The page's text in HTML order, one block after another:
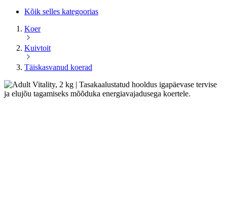
Kõik selles kategoorias
Koer
Kuivtoit
Täiskasvanud koerad